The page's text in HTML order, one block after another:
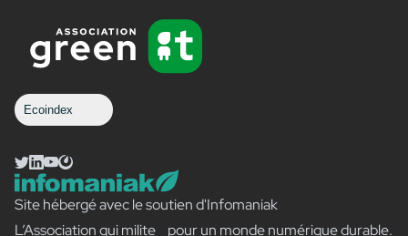
Ecoindex
Site hébergé avec le soutien d'Infomaniak
L’Association qui milite pour un monde numérique durable.